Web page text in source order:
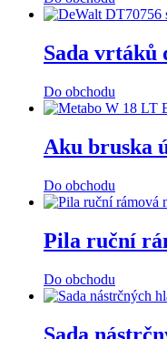
Sada vrtáků
Do obchodu
Aku bruska
Do obchodu
Pila ruční
Do obchodu
Sada